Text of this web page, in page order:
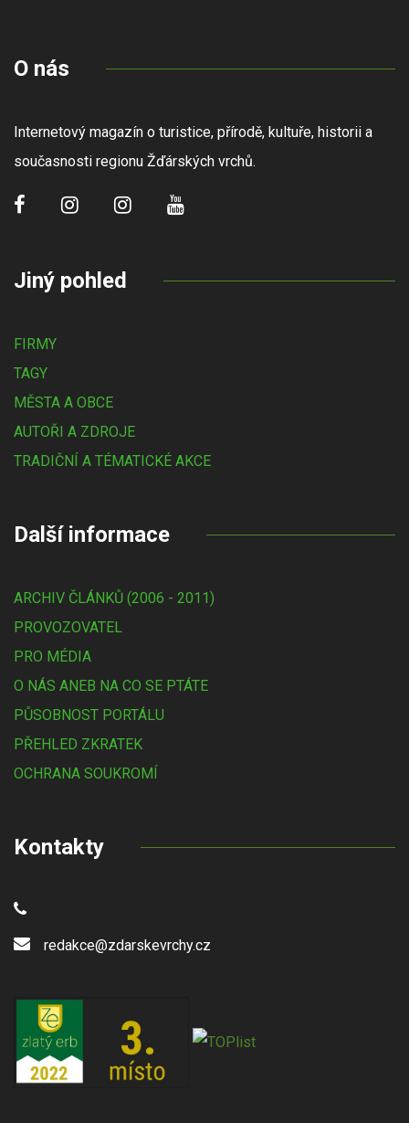
O nás
Internetový magazín o turistice, přírodě, kultuře, historii a
současnosti regionu Žďárských vrchů.
Jiný pohled
FIRMY
TAGY
MĚSTA A OBCE
AUTOŘI A ZDROJE
TRADIČNÍ A TÉMATICKÉ AKCE
Další informace
ARCHIV ČLÁNKŮ (2006 - 2011)
PROVOZOVATEL
PRO MÉDIA
O NÁS ANEB NA CO SE PTÁTE
PŮSOBNOST PORTÁLU
PŘEHLED ZKRATEK
OCHRANA SOUKROMÍ
Kontakty
redakce@zdarskevrchy.cz